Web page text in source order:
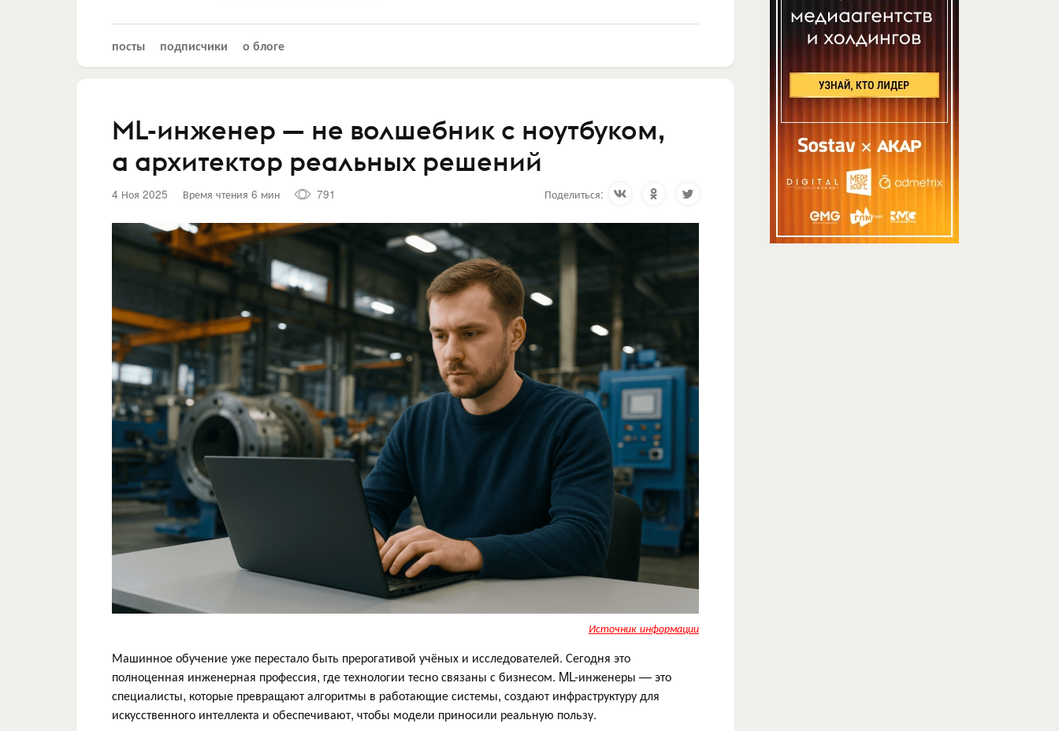
посты подписчики о блоге
ML-инженер — не волшебник с ноутбуком,
а архитектор реальных решений
4 Ноя 2025 Время чтения 6 мин 791 Поделиться:
Источник информации
Машинное обучение уже перестало быть прерогативой учёных и исследователей. Сегодня это
полноценная инженерная профессия, где технологии тесно связаны с бизнесом. ML-инженеры — это
специалисты, которые превращают алгоритмы в работающие системы, создают инфраструктуру для
искусственного интеллекта и обеспечивают, чтобы модели приносили реальную пользу.